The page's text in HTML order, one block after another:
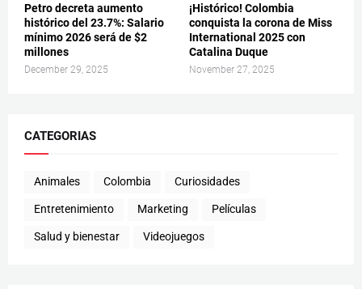
Petro decreta aumento
histórico del 23.7%: Salario
mínimo 2026 será de $2
millones
December 29, 2025
¡Histórico! Colombia
conquista la corona de Miss
International 2025 con
Catalina Duque
November 27, 2025
CATEGORIAS
Animales Colombia Curiosidades
Entretenimiento Marketing Películas
Salud y bienestar Videojuegos